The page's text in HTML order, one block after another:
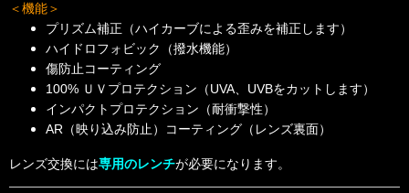
＜機能＞
プリズム補正（ハイカーブによる歪みを補正します）
ハイドロフォビック（撥水機能）
傷防止コーティング
100% ＵＶプロテクション（UVA、UVBをカットします）
インパクトプロテクション（耐衝撃性）
AR（映り込み防止）コーティング（レンズ裏面）
レンズ交換には専用のレンチが必要になります。